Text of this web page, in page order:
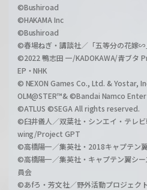
©Bushiroad
©HAKAMA Inc
©Bushiroad
©春場ねぎ・講談社／「五等分の花嫁∽
©2022 鴨志田 一/KADOKAWA/青ブタ
EP・NHK
© NEXON Games Co., Ltd. & Yostar,
OLM@STER™& ©Bandai Namco
©ATLUS ©SEGA All rights reserved.
©臼井儀人／双葉社・シンエイ・テレ
wing/Project GPT
©高橋陽一／集英社・2018キャプテン
©高橋陽一／集英社・キャプテン翼シ
員会
©あfろ・芳文社／野外活動プロジェク